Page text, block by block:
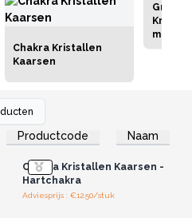
Chakra Kristallen
Kaarsen
met
Productcode Naam
Log in of registreer u voor
groothandelsprijzen.
Chakra Kristallen Kaarsen -
Hartchakra
Adviesprijs : €12.50/stuk